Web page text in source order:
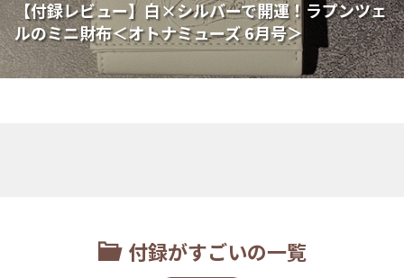
【付録レビュー】白×シルバーで開運！ラプンツェ
ルのミニ財布＜オトナミューズ 6月号＞
付録がすごいの一覧